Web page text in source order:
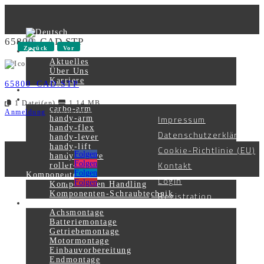
Aktuelles
Über Uns
Karriere
Kontakt
Produkte
carbo-arm
handy-arm
handy-flex
handy-lever
handy-lift
handy-smove
roller-unit
Komponenten
Komponenten Handling
Komponenten-Schraubtechnik
Achsmontage
Batteriemontage
Getriebemontage
Motormontage
Einbauvorbereitung
Endmontage
65800_CAD.STP
Zurück Vor
65800_CAD.STP
1 Datei(en)
1.14 MB
Anmeldung erforderlich
Folgen
Folgen
Folgen
Folgen
Impressum
Datenschutzerklärung
Cookie-Richtlinie (EU)
Kontakt
Login
Registration